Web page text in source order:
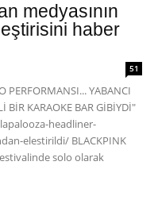
medyasının
haber
51
PERFORMANSI... YABANCI
BİR KARAOKE BAR GİBİYDİ"
headliner-
elestirildi/ BLACKPINK
solo olarak